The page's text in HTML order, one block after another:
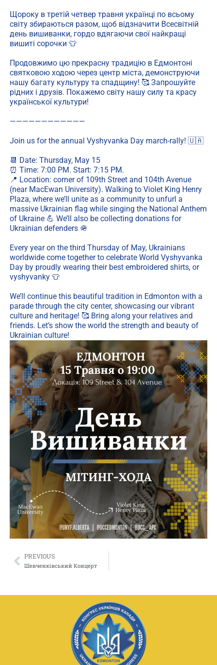
Щороку в третій четвер травня українці по всьому
світу збираються разом, щоб відзначити Всесвітній
день вишиванки, гордо вдягаючи свої найкращі
вишиті сорочки 👕
Продовжимо цю прекрасну традицію в Едмонтоні
святковою ходою через центр міста, демонструючи
нашу багату культуру та спадщину! 🥰 Запрошуйте
рідних і друзів. Покажемо світу нашу силу та красу
української культури!
————————————
Join us for the annual Vyshyvanka Day march-rally! 🇺🇦
📆 Date: Thursday, May 15
⏰ Time: 7:00 PM. Start: 7:15 PM.
📍 Location: corner of 109th Street and 104th Avenue
(near MacEwan University). Walking to Violet King Henry
Plaza, where we’ll unite as a community to unfurl a
massive Ukrainian flag while singing the National Anthem
of Ukraine 💪 We’ll also be collecting donations for
Ukrainian defenders 🪖
Every year on the third Thursday of May, Ukrainians
worldwide come together to celebrate World Vyshyvanka
Day by proudly wearing their best embroidered shirts, or
vyshyvanky 👕
We’ll continue this beautiful tradition in Edmonton with a
parade through the city center, showcasing our vibrant
culture and heritage! 🥰 Bring along your relatives and
friends. Let’s show the world the strength and beauty of
Ukrainian culture!
PREVIOUS
Шевченківський Концерт